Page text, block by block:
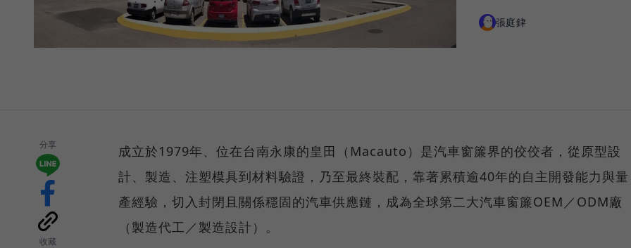
張庭銉
分享
收藏
成立於1979年、位在台南永康的皇田（Macauto）是汽車窗簾界的佼佼者，從原型設
計、製造、注塑模具到材料驗證，乃至最終裝配，靠著累積逾40年的自主開發能力與量
產經驗，切入封閉且關係穩固的汽車供應鏈，成為全球第二大汽車窗簾OEM／ODM廠
（製造代工／製造設計）。